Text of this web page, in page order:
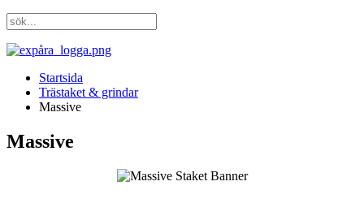
Startsida
Trästaket & grindar
Massive
Massive